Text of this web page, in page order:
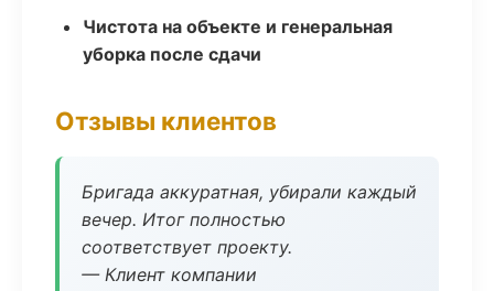
Чистота на объекте и генеральная
уборка после сдачи
Отзывы клиентов
Бригада аккуратная, убирали каждый
вечер. Итог полностью
соответствует проекту.
— Клиент компании